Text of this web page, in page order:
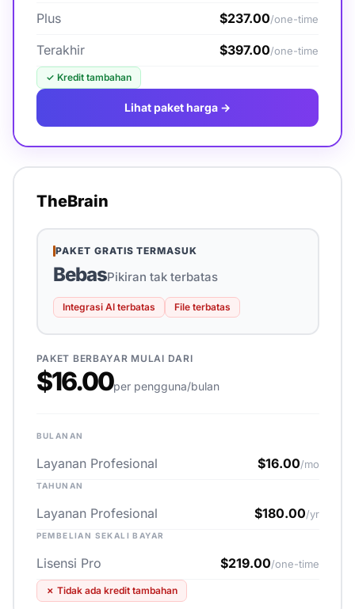
Plus $237.00/one-time
Terakhir $397.00/one-time
✓ Kredit tambahan
Lihat paket harga →
TheBrain
PAKET GRATIS TERMASUK
BebasPikiran tak terbatas
Integrasi AI terbatas File terbatas
PAKET BERBAYAR MULAI DARI
$16.00per pengguna/bulan
BULANAN
Layanan Profesional $16.00/mo
TAHUNAN
Layanan Profesional $180.00/yr
PEMBELIAN SEKALI BAYAR
Lisensi Pro $219.00/one-time
✗ Tidak ada kredit tambahan